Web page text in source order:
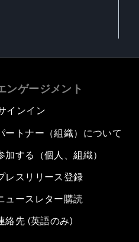
ンゲージメント
インイン
ートナー（組織）について
加する（個人、組織）
レスリリース登録
ュースレター購読
絡先 (英語のみ)